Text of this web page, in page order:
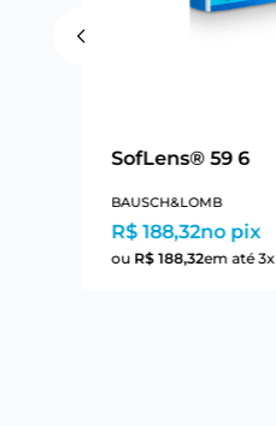
SofLens® 59 6
BAUSCH&LOMB
R$ 188,32no pix
ou R$ 188,32em até3x